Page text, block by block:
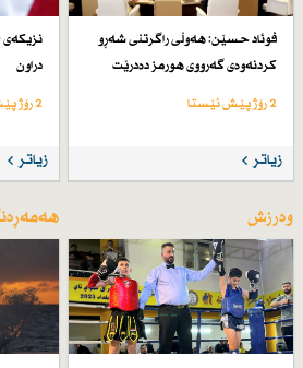
فوئاد حسێن: هەوڵی راگرتنی شەڕو
كردنەوەی گەرووی هورمز دەدرێت
2 رۆژ پێش ئێستا
زیاتر
دراون
2 رۆژ پێش ئێستا
زیاتر
وەرزش